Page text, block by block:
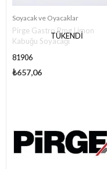
TÜKENDI
Soyacak ve Oyacaklar
Pirge Gastro Pmg Limon
Kabuğu Soyacağı
81906
₺657,06